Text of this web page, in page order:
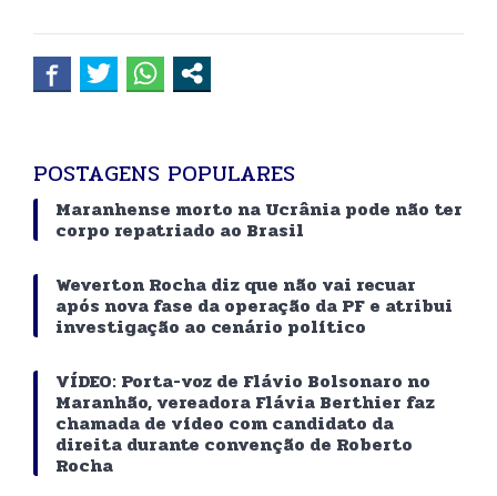
POSTAGENS POPULARES
Maranhense morto na Ucrânia pode não ter
corpo repatriado ao Brasil
Weverton Rocha diz que não vai recuar
após nova fase da operação da PF e atribui
investigação ao cenário político
VÍDEO: Porta-voz de Flávio Bolsonaro no
Maranhão, vereadora Flávia Berthier faz
chamada de vídeo com candidato da
direita durante convenção de Roberto
Rocha